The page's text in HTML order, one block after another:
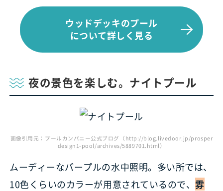
ウッドデッキのプール
について詳しく見る
夜の景色を楽しむ。ナイトプール
画像引用元：プールカンパニー公式ブログ（http://blog.livedoor.jp/prosper
design1-pool/archives/5889701.html）
ムーディーなパープルの水中照明。多い所では、
10色くらいのカラーが用意されているので、雰